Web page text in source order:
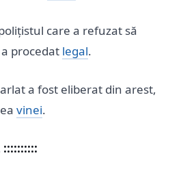
care a refuzat să
procedat legal.
a fost eliberat din arest,
vinei.